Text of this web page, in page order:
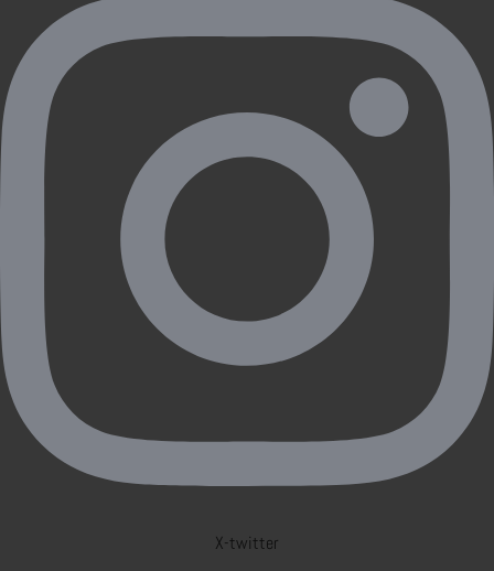
X-twitter